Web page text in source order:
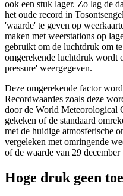
ook een stuk lager. Zo lag de
het oude record in
'waarde' te geven op
maken met weerstations op
gebruikt om de luchtdruk om
omgerekende luchtdruk wordt
pressure' weergegeven.
Deze omgerekende factor
Recordwaardes zoals deze
door de World
gekeken of de standaard
met de huidige atmosferische
vergeleken met omringende
of de waarde van 29
Hoge druk geen